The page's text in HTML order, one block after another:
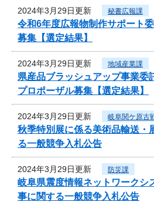
2024年3月29日更新 秘書広報課
令和6年度広報物制作サポート
募集【選定結果】
2024年3月29日更新 地域産業課
県産品ブラッシュアップ事業委
プロポーザル募集【選定結果】
2024年3月29日更新 岐阜関ケ原古
秋季特別展に係る美術品輸送・
る一般競争入札公告
2024年3月29日更新 防災課
岐阜県震度情報ネットワークシ
事に関する一般競争入札公告